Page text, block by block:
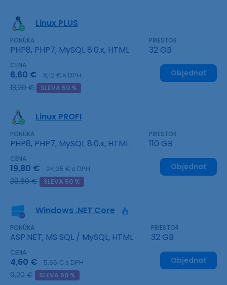
Linux PLUS
PONÚKA
PHP8, PHP7, MySQL 8.0.x, HTML
PRIESTOR
32 GB
CENA
6,60 € 8,12 € s DPH
13,20 € SLEVA 50 %
Objednať
Linux PROFI
PONÚKA
PHP8, PHP7, MySQL 8.0.x, HTML
PRIESTOR
110 GB
CENA
19,80 € 24,35 € s DPH
39,60 € SLEVA 50 %
Objednať
Windows .NET Core
PONÚKA
ASP.NET, MS SQL / MySQL, HTML
PRIESTOR
32 GB
CENA
4,60 € 5,66 € s DPH
9,20 € SLEVA 50 %
Objednať